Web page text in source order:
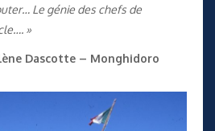
Le génie des chefs de
»
Dascotte – Monghidoro